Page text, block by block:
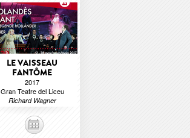
LE VAISSEAU
FANTÔME
2017
Gran Teatre del Liceu
Richard Wagner